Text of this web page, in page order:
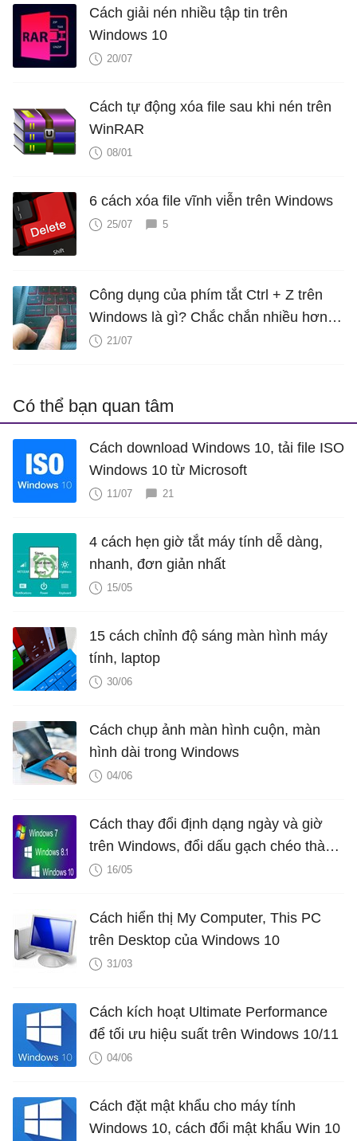
Cách giải nén nhiều tập tin trên
Windows 10
20/07
Cách tự động xóa file sau khi nén trên
WinRAR
08/01
6 cách xóa file vĩnh viễn trên Windows
25/07 5
Công dụng của phím tắt Ctrl + Z trên
Windows là gì? Chắc chắn nhiều hơn
bạn nghĩ
21/07
Có thể bạn quan tâm
Cách download Windows 10, tải file ISO
Windows 10 từ Microsoft
11/07 21
4 cách hẹn giờ tắt máy tính dễ dàng,
nhanh, đơn giản nhất
15/05
15 cách chỉnh độ sáng màn hình máy
tính, laptop
30/06
Cách chụp ảnh màn hình cuộn, màn
hình dài trong Windows
04/06
Cách thay đổi định dạng ngày và giờ
trên Windows, đổi dấu gạch chéo thành
dấu chấm
16/05
Cách hiển thị My Computer, This PC
trên Desktop của Windows 10
31/03
Cách kích hoạt Ultimate Performance
để tối ưu hiệu suất trên Windows 10/11
04/06
Cách đặt mật khẩu cho máy tính
Windows 10, cách đổi mật khẩu Win 10